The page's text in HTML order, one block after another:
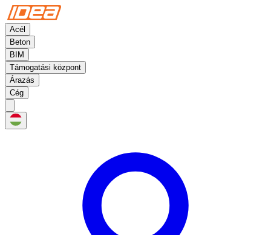
Acél
Beton
BIM
Támogatási központ
Árazás
Cég